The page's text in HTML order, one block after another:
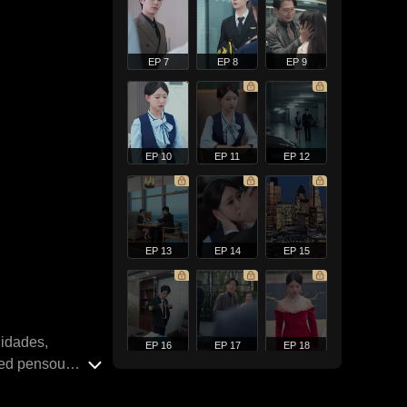
pensou
EP 7 EP 8 EP 9
EP 10 EP 11 EP 12
EP 13 EP 14 EP 15
EP 16 EP 17 EP 18